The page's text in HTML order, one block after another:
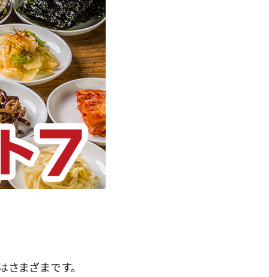
まざまです。